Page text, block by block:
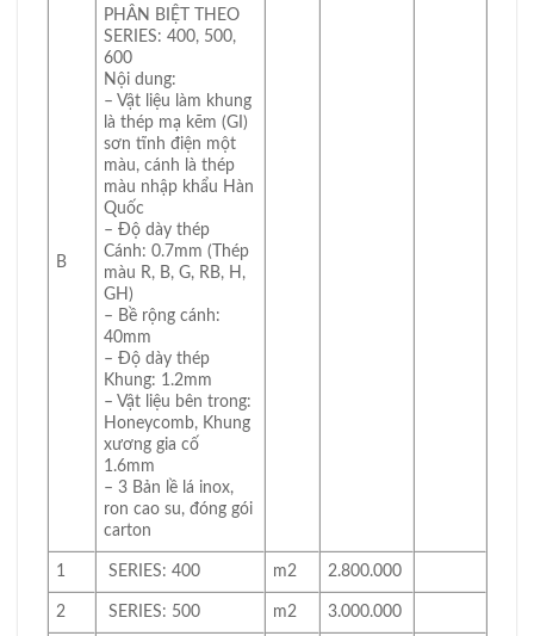
B
PHÂN BIỆT THEO
SERIES: 400, 500,
600
Nội dung:
– Vật liệu làm khung
là thép mạ kẽm (GI)
sơn tĩnh điện một
màu, cánh là thép
màu nhập khẩu Hàn
Quốc
– Độ dày thép
Cánh: 0.7mm (Thép
màu R, B, G, RB, H,
GH)
– Bề rộng cánh:
40mm
– Độ dày thép
Khung: 1.2mm
– Vật liệu bên trong:
Honeycomb, Khung
xương gia cố
1.6mm
– 3 Bản lề lá inox,
ron cao su, đóng gói
carton
1 SERIES: 400 m2 2.800.000
2 SERIES: 500 m2 3.000.000